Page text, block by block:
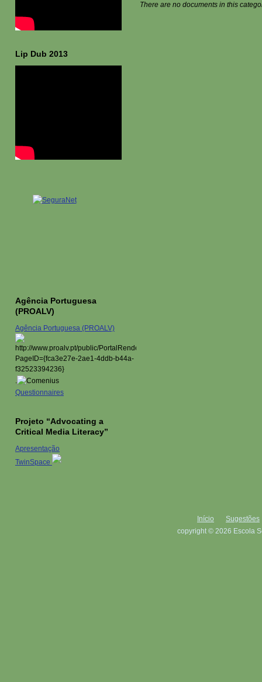
There are no documents in this
Lip Dub 2013
Agência Portuguesa
(PROALV)
Agência Portuguesa (PROALV)
.
Questionnaires
Projeto “Advocating a
Critical Media Literacy”
Apresentação
TwinSpace
Início
Sugestões
copyright © 2026 Escola